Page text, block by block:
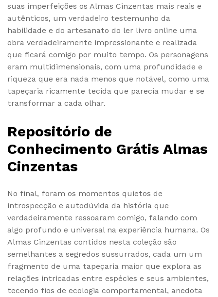
suas imperfeições os Almas Cinzentas mais reais e
autênticos, um verdadeiro testemunho da
habilidade e do artesanato do ler livro online uma
obra verdadeiramente impressionante e realizada
que ficará comigo por muito tempo. Os personagens
eram multidimensionais, com uma profundidade e
riqueza que era nada menos que notável, como uma
tapeçaria ricamente tecida que parecia mudar e se
transformar a cada olhar.
Repositório de
Conhecimento Grátis Almas
Cinzentas
No final, foram os momentos quietos de
introspecção e autodúvida da história que
verdadeiramente ressoaram comigo, falando com
algo profundo e universal na experiência humana. Os
Almas Cinzentas contidos nesta coleção são
semelhantes a segredos sussurrados, cada um um
fragmento de uma tapeçaria maior que explora as
relações intricadas entre espécies e seus ambientes,
tecendo fios de ecologia comportamental, anedota